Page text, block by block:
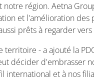
région. Aetna
et l'amélioration
prêts à regarder
- a ajouté la
décider d'embrasser
international et à nos